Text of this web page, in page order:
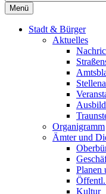
Menü
Stadt & Bürger
Aktuelles
Organigramm
Ämter und
Planen
Kultur